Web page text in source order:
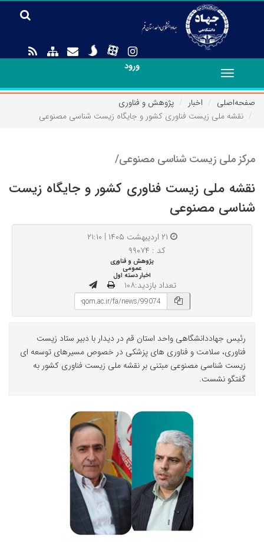
ورود
Toggle
navigation
صفحه‌اصلی
اخبار
پژوهش و فناوری
نقشه ملی زیست فناوری کشور و جایگاه زیست شناسی مصنوعی
مرکز ملی زیست شناسی مصنوعی/
نقشه ملی زیست فناوری کشور و جایگاه زیست
شناسی مصنوعی
کد : ۹۹۰۷۴
پژوهش و فناوری
عمومی
اخبار دسته اول
تعداد بازدید:۱۰۸
رئیس جهاددانشگاهی واحد استان قم در دیدار با دبیر ستاد زیست
فناوری، سلامت و فناوری های پزشکی در خصوص مسیرهای توسعه ای
زیست شناسی مصنوعی مبتنی بر نقشه ملی زیست فناوری کشور به
گفتگو نشست.